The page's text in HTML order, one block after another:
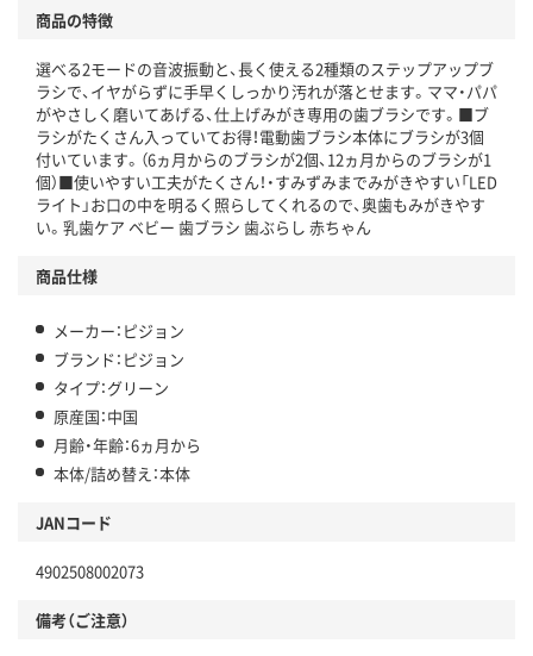
商品の特徴
選べる2モードの音波振動と、長く使える2種類のステップアップブ
ラシで、イヤがらずに手早くしっかり汚れが落とせます。ママ・パパ
がやさしく磨いてあげる、仕上げみがき専用の歯ブラシです。■ブ
ラシがたくさん入っていてお得！電動歯ブラシ本体にブラシが3個
付いています。（6ヵ月からのブラシが2個、12ヵ月からのブラシが1
個）■使いやすい工夫がたくさん！・すみずみまでみがきやすい「LED
ライト」お口の中を明るく照らしてくれるので、奥歯もみがきやす
い。乳歯ケア ベビー 歯ブラシ 歯ぶらし 赤ちゃん
商品仕様
メーカー：ピジョン
ブランド：ピジョン
タイプ：グリーン
原産国：中国
月齢・年齢：6ヵ月から
本体/詰め替え：本体
JANコード
4902508002073
備考（ご注意）